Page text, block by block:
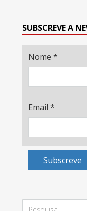
SUBSCREVE A
Nome *
Email *
Subscreve